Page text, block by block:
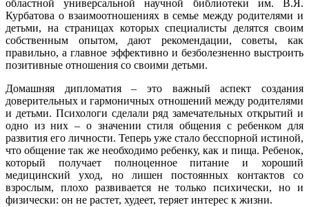
областной универсальной научной библиотеки им. В.Я.
Курбатова о взаимоотношениях в семье между родителями и
детьми, на страницах которых специалисты делятся своим
собственным опытом, дают рекомендации, советы, как
правильно, а главное эффективно и безболезненно выстроить
позитивные отношения со своими детьми.
Домашняя дипломатия – это важный аспект создания
доверительных и гармоничных отношений между родителями
и детьми. Психологи сделали ряд замечательных открытий и
одно из них – о значении стиля общения с ребенком для
развития его личности. Теперь уже стало бесспорной истиной,
что общение так же необходимо ребенку, как и пища. Ребенок,
который получает полноценное питание и хороший
медицинский уход, но лишен постоянных контактов со
взрослым, плохо развивается не только психически, но и
физически: он не растет, худеет, теряет интерес к жизни.